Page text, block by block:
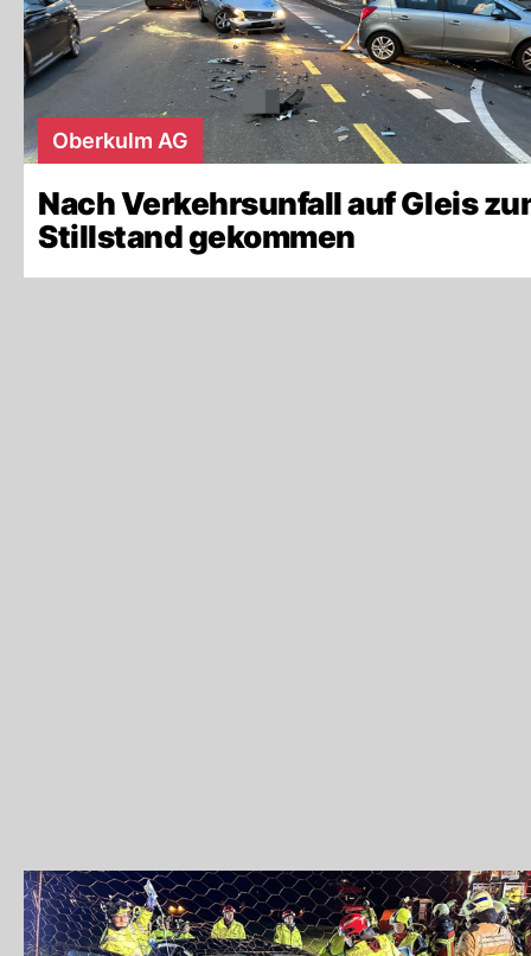
Oberkulm AG
Nach Verkehrsunfall auf Gleis
Stillstand gekommen